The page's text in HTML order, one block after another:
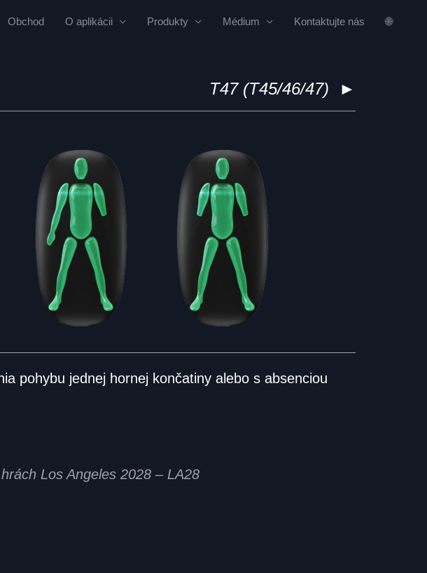
Obchod O aplikácii Produkty Médium Kontaktujte nás 🌐
►
T47 (T45/46/47)
pohybu jednej hornej končatiny alebo s absenciou
Los Angeles 2028 – LA28